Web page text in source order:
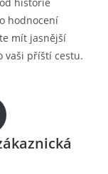
hodnocení
mít jasnější
vaši příští cestu.